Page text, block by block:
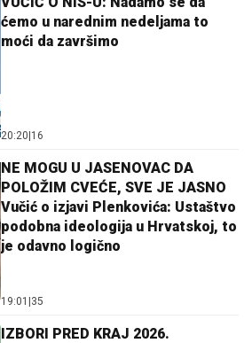
ćemo u narednim nedeljama to
moći da završimo
20:20|16
NE MOGU U JASENOVAC DA
POLOŽIM CVEĆE, SVE JE JASNO
Vučić o izjavi Plenkovića: Ustaštvo
podobna ideologija u Hrvatskoj, to
je odavno logično
19:01 |35
IZBORI PRED KRAJ 2026.